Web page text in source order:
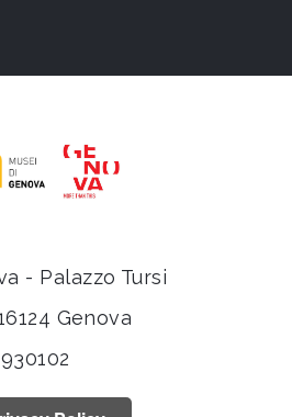
- Palazzo Tursi
Genova